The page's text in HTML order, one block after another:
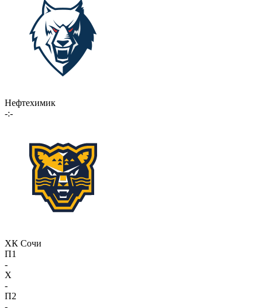
Нефтехимик
-:-
ХК Сочи
П1
-
X
-
П2